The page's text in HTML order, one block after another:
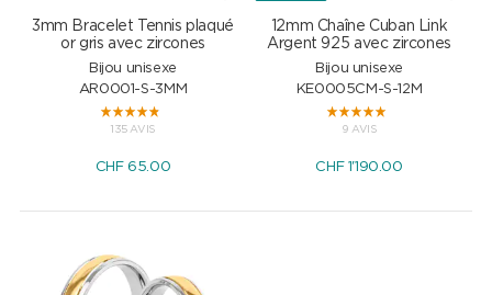
3mm Bracelet Tennis plaqué
or gris avec zircones
Bijou unisexe
AR0001-S-3MM
135 AVIS
CHF 65.00
12mm Chaîne Cuban Link
Argent 925 avec zircones
Bijou unisexe
KE0005CM-S-12M
9 AVIS
CHF 1'190.00